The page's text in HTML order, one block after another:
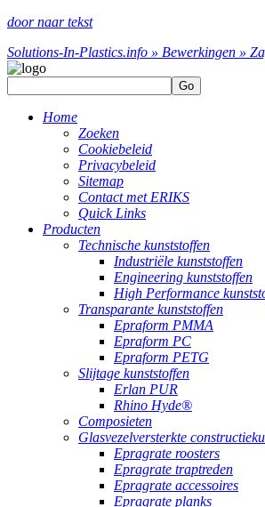
door naar tekst
Solutions-In-Plastics.info » Bewerkingen »
Go
Home
Zoeken
Cookiebeleid
Privacybeleid
Sitemap
Contact met ERIKS
Quick Links
Producten
Technische kunststoffen
Industriële kunststoffen
Engineering kunststoffen
High Performance
Transparante kunststoffen
Epraform PMMA
Epraform PC
Epraform PETG
Slijtage kunststoffen
Erlan PUR
Rhino Hyde®
Composieten
Glasvezelversterkte
Epragrate roosters
Epragrate traptreden
Epragrate accessoires
Epragrate planks